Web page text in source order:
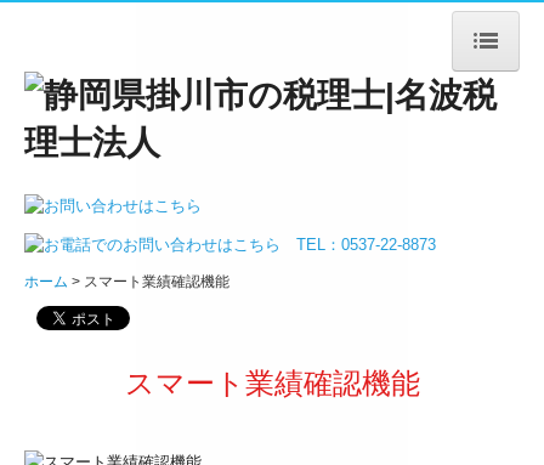
ホーム
ごあいさつ
法人概要
ホーム スマート業績確認機能
スマート業績確認機能